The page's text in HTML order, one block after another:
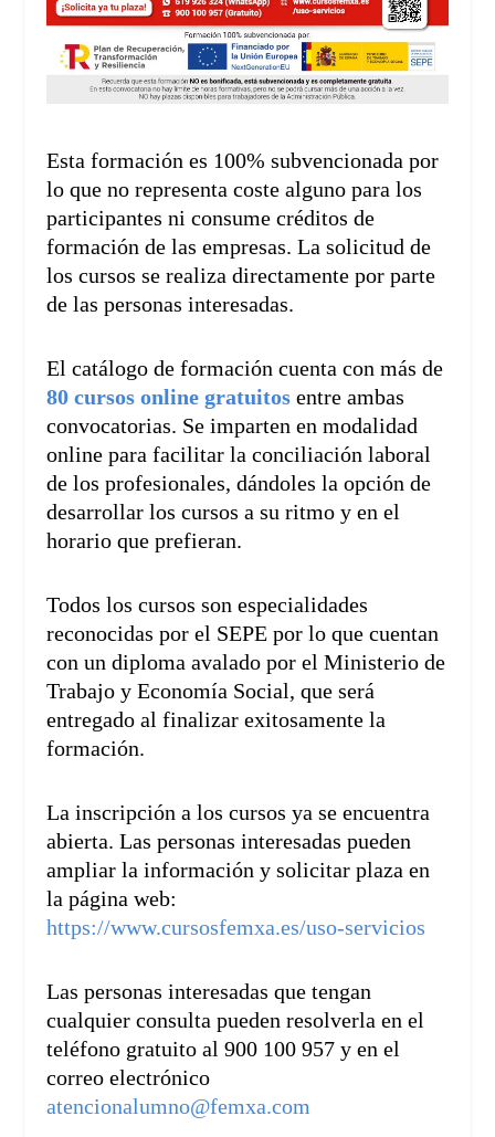
Esta formación es 100% subvencionada por
lo que no representa coste alguno para los
participantes ni consume créditos de
formación de las empresas. La solicitud de
los cursos se realiza directamente por parte
de las personas interesadas.
El catálogo de formación cuenta con más de
80 cursos online gratuitos entre ambas
convocatorias. Se imparten en modalidad
online para facilitar la conciliación laboral
de los profesionales, dándoles la opción de
desarrollar los cursos a su ritmo y en el
horario que prefieran.
Todos los cursos son especialidades
reconocidas por el SEPE por lo que cuentan
con un diploma avalado por el Ministerio de
Trabajo y Economía Social, que será
entregado al finalizar exitosamente la
formación.
La inscripción a los cursos ya se encuentra
abierta. Las personas interesadas pueden
ampliar la información y solicitar plaza en
la página web:
https://www.cursosfemxa.es/uso-servicios
Las personas interesadas que tengan
cualquier consulta pueden resolverla en el
teléfono gratuito al 900 100 957 y en el
correo electrónico
atencionalumno@femxa.com